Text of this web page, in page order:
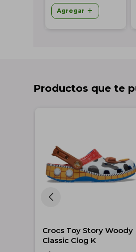
Agregar
Productos que te
Crocs Toy Story Woody
Classic Clog K